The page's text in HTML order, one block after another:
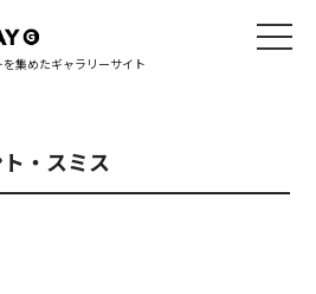
集めたギャラリーサイト
・スミス